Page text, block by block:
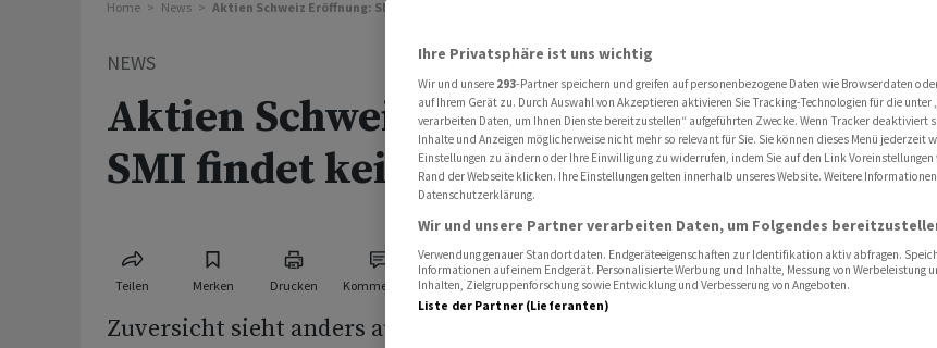
Home News Aktien Schweiz Eröffnung: SMI findet keine Richtung
NEWS
Aktien Schweiz Eröffnung:
SMI findet keine Richtung
Teilen Merken Drucken Kommentare
Zuversicht sieht anders aus: Am Schweizer
Ihre Privatsphäre ist uns wichtig
Wir und unsere 293-Partner speichern und greifen auf personenbezogene Daten wie Browserdaten
auf Ihrem Gerät zu. Durch Auswahl von Akzeptieren aktivieren Sie Tracking-Technologien für die unter
verarbeiten Daten, um Ihnen Dienste bereitzustellen“ aufgeführten Zwecke. Wenn Tracker deaktiviert
Inhalte und Anzeigen möglicherweise nicht mehr so relevant für Sie. Sie können dieses Menü jederzeit
Einstellungen zu ändern oder Ihre Einwilligung zu widerrufen, indem Sie auf den Link
Rand der Webseite klicken. Ihre Einstellungen gelten innerhalb unseres Website. Weitere
Datenschutzerklärung.
Wir und unsere Partner verarbeiten Daten, um Folgendes
Verwendung genauer Standortdaten. Endgeräteeigenschaften zur Identifikation aktiv abfragen.
Informationen auf einem Endgerät. Personalisierte Werbung und Inhalte, Messung von Werbeleistung
Inhalten, Zielgruppenforschung sowie Entwicklung und Verbesserung von Angeboten.
Liste der Partner (Lieferanten)